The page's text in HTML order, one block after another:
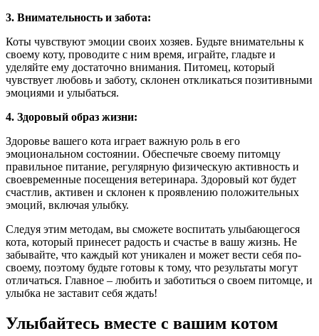
3. Внимательность и забота:
Коты чувствуют эмоции своих хозяев. Будьте внимательны к
своему коту, проводите с ним время, играйте, гладьте и
уделяйте ему достаточно внимания. Питомец, который
чувствует любовь и заботу, склонен откликаться позитивными
эмоциями и улыбаться.
4. Здоровый образ жизни:
Здоровье вашего кота играет важную роль в его
эмоциональном состоянии. Обеспечьте своему питомцу
правильное питание, регулярную физическую активность и
своевременные посещения ветеринара. Здоровый кот будет
счастлив, активен и склонен к проявлению положительных
эмоций, включая улыбку.
Следуя этим методам, вы сможете воспитать улыбающегося
кота, который принесет радость и счастье в вашу жизнь. Не
забывайте, что каждый кот уникален и может вести себя по-
своему, поэтому будьте готовы к тому, что результаты могут
отличаться. Главное – любить и заботиться о своем питомце, и
улыбка не заставит себя ждать!
Улыбайтесь вместе с вашим котом